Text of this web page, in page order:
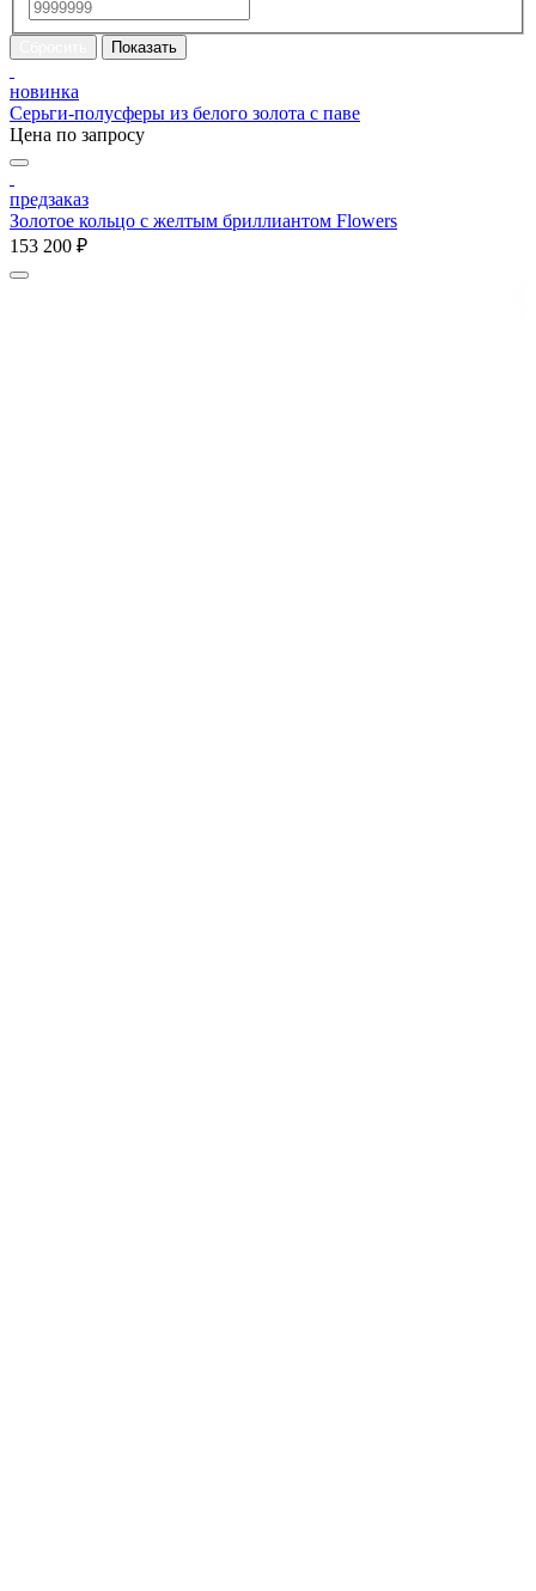
новинка
Серьги-полусферы из белого золота с паве
Цена по запросу
предзаказ
Золотое кольцо с желтым бриллиантом Flowers
153 200 ₽